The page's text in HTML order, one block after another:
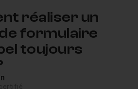
réaliser un
formulaire
toujours